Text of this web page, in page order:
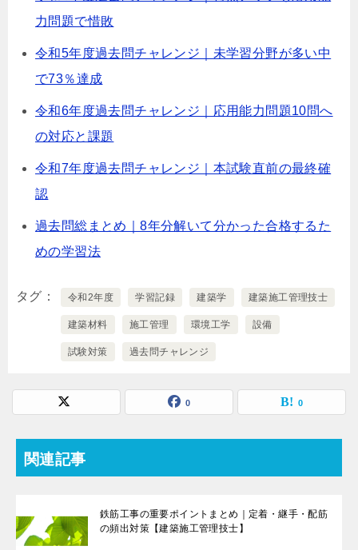
力問題で惜敗
令和5年度過去問チャレンジ｜未学習分野が多い中
で73％達成
令和6年度過去問チャレンジ｜応用能力問題10問へ
の対応と課題
令和7年度過去問チャレンジ｜本試験直前の最終確
認
過去問総まとめ｜8年分解いて分かった合格するた
めの学習法
タグ 令和2年度 学習記録 建築学 建築施工管理技士
建築材料 施工管理 環境工学 設備
試験対策 過去問チャレンジ
0 0
関連記事
鉄筋工事の重要ポイントまとめ｜定着・継手・配筋
の頻出対策【建築施工管理技士】